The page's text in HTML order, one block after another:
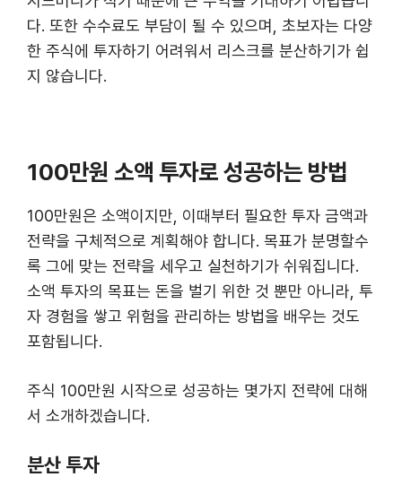
다. 또한 수수료도 부담이 될 수 있으며, 초보자는 다양
한 주식에 투자하기 어려워서 리스크를 분산하기가 쉽
지 않습니다.
100만원 소액 투자로 성공하는 방법
100만원은 소액이지만, 이때부터 필요한 투자 금액과
전략을 구체적으로 계획해야 합니다. 목표가 분명할수
록 그에 맞는 전략을 세우고 실천하기가 쉬워집니다.
소액 투자의 목표는 돈을 벌기 위한 것 뿐만 아니라, 투
자 경험을 쌓고 위험을 관리하는 방법을 배우는 것도
포함됩니다.
주식 100만원 시작으로 성공하는 몇가지 전략에 대해
서 소개하겠습니다.
분산 투자